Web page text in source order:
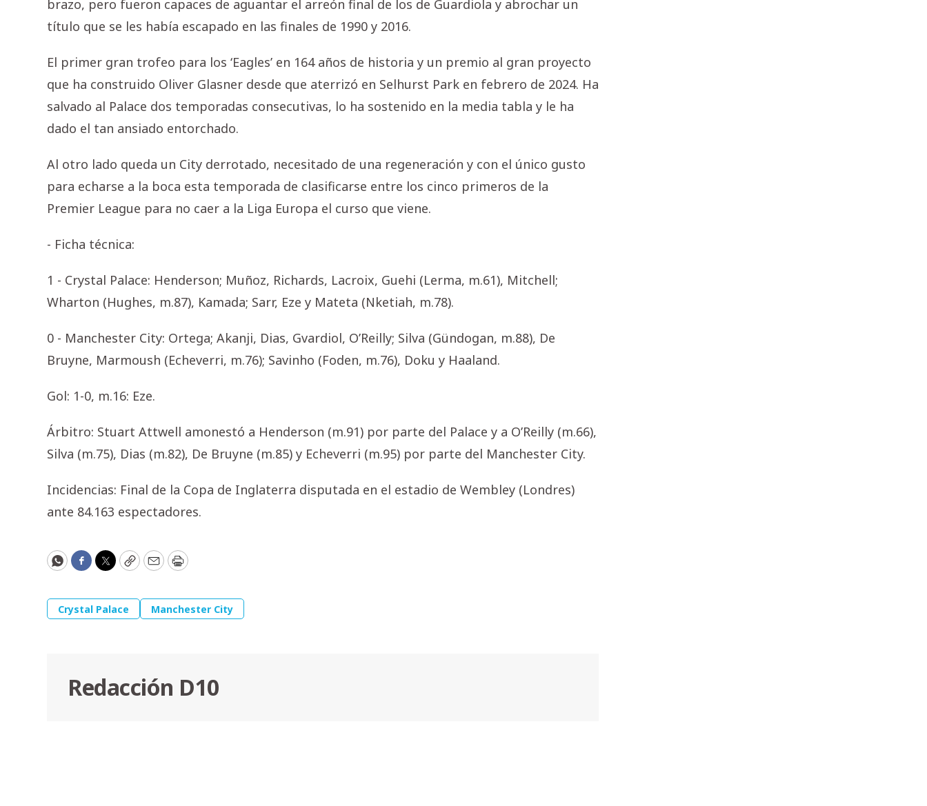
brazo, pero fueron capaces de aguantar el arreón final de los de Guardiola y abrochar un
título que se les había escapado en las finales de 1990 y 2016.
El primer gran trofeo para los ‘Eagles’ en 164 años de historia y un premio al gran proyecto
que ha construido Oliver Glasner desde que aterrizó en Selhurst Park en febrero de 2024. Ha
salvado al Palace dos temporadas consecutivas, lo ha sostenido en la media tabla y le ha
dado el tan ansiado entorchado.
Al otro lado queda un City derrotado, necesitado de una regeneración y con el único gusto
para echarse a la boca esta temporada de clasificarse entre los cinco primeros de la
Premier League para no caer a la Liga Europa el curso que viene.
- Ficha técnica:
1 - Crystal Palace: Henderson; Muñoz, Richards, Lacroix, Guehi (Lerma, m.61), Mitchell;
Wharton (Hughes, m.87), Kamada; Sarr, Eze y Mateta (Nketiah, m.78).
0 - Manchester City: Ortega; Akanji, Dias, Gvardiol, O’Reilly; Silva (Gündogan, m.88), De
Bruyne, Marmoush (Echeverri, m.76); Savinho (Foden, m.76), Doku y Haaland.
Gol: 1-0, m.16: Eze.
Árbitro: Stuart Attwell amonestó a Henderson (m.91) por parte del Palace y a O’Reilly (m.66),
Silva (m.75), Dias (m.82), De Bruyne (m.85) y Echeverri (m.95) por parte del Manchester City.
Incidencias: Final de la Copa de Inglaterra disputada en el estadio de Wembley (Londres)
ante 84.163 espectadores.
WhatsApp
Facebook
Twitter
CopyEmailPrint
Crystal Palace Manchester City
Redacción D10